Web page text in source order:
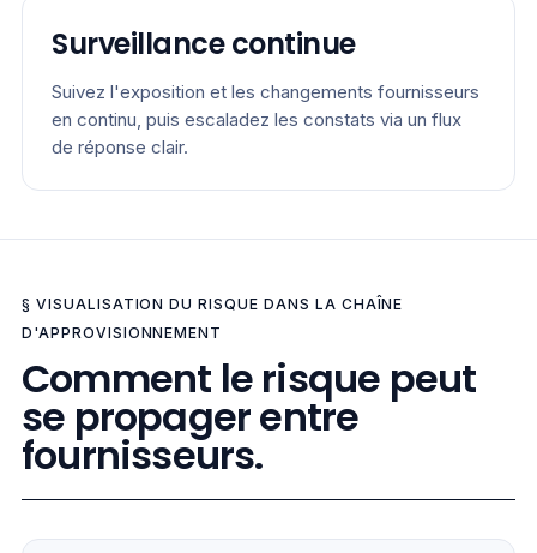
Surveillance continue
Suivez l'exposition et les changements fournisseurs
en continu, puis escaladez les constats via un flux
de réponse clair.
§ VISUALISATION DU RISQUE DANS LA CHAÎNE
D'APPROVISIONNEMENT
Comment le risque peut
se propager entre
fournisseurs.